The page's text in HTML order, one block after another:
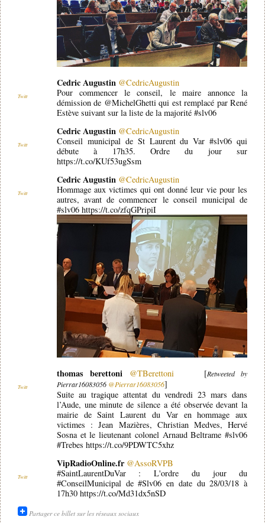
Twitt
Cedric Augustin @CedricAugustin
Pour commencer le conseil, le maire annonce la
démission de @MichelGhetti qui est remplacé par René
Estève suivant sur la liste de la majorité #slv06
Twitt
Cedric Augustin @CedricAugustin
Conseil municipal de St Laurent du Var #slv06 qui
débute à 17h35. Ordre du jour sur
https://t.co/KUf53ugSsm
Twitt
Cedric Augustin @CedricAugustin
Hommage aux victimes qui ont donné leur vie pour les
autres, avant de commencer le conseil municipal de
#slv06 https://t.co/zfqGPripiI
Twitt
thomas berettoni @TBerettoni [Retweeted by
Pierrar16083056 @Pierrar16083056]
Suite au tragique attentat du vendredi 23 mars dans
l’Aude, une minute de silence a été observée devant la
mairie de Saint Laurent du Var en hommage aux
victimes : Jean Mazières, Christian Medves, Hervé
Sosna et le lieutenant colonel Arnaud Beltrame #slv06
#Trebes https://t.co/9PDWTC5xhz
Twitt
VipRadioOnline.fr @AssoRVPB
#SaintLaurentDuVar : L'ordre du jour du
#ConseilMunicipal de #Slv06 en date du 28/03/18 à
17h30 https://t.co/Md31dx5nSD
Partager ce billet sur les réseaux sociaux